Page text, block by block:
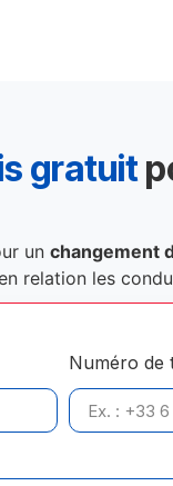
gratuit
un changement
relation les
Numéro de